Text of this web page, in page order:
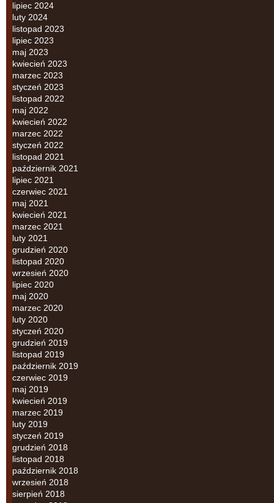
lipiec 2024
luty 2024
listopad 2023
lipiec 2023
maj 2023
kwiecień 2023
marzec 2023
styczeń 2023
listopad 2022
maj 2022
kwiecień 2022
marzec 2022
styczeń 2022
listopad 2021
październik 2021
lipiec 2021
czerwiec 2021
maj 2021
kwiecień 2021
marzec 2021
luty 2021
grudzień 2020
listopad 2020
wrzesień 2020
lipiec 2020
maj 2020
marzec 2020
luty 2020
styczeń 2020
grudzień 2019
listopad 2019
październik 2019
czerwiec 2019
maj 2019
kwiecień 2019
marzec 2019
luty 2019
styczeń 2019
grudzień 2018
listopad 2018
październik 2018
wrzesień 2018
sierpień 2018